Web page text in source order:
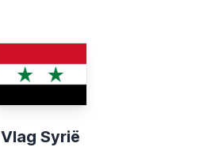
Vlag Syrië